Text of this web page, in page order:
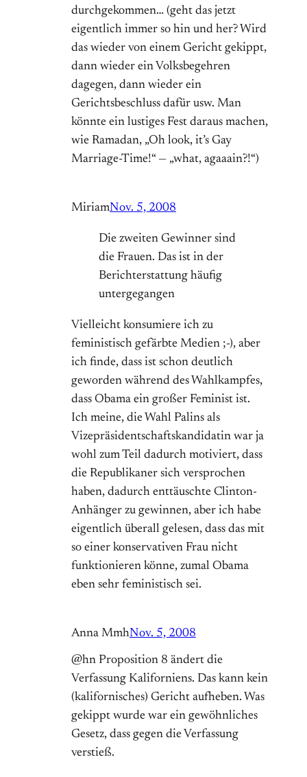
durchgekommen… (geht das jetzt
eigentlich immer so hin und her? Wird
das wieder von einem Gericht gekippt,
dann wieder ein Volksbegehren
dagegen, dann wieder ein
Gerichtsbeschluss dafür usw. Man
könnte ein lustiges Fest daraus machen,
wie Ramadan, „Oh look, it’s Gay
Marriage-Time!“ — „what, agaaain?!“)
MiriamNov. 5, 2008
Die zweiten Gewinner sind
die Frauen. Das ist in der
Berichterstattung häufig
untergegangen
Vielleicht konsumiere ich zu
feministisch gefärbte Medien ;-), aber
ich finde, dass ist schon deutlich
geworden während des Wahlkampfes,
dass Obama ein großer Feminist ist.
Ich meine, die Wahl Palins als
Vizepräsidentschaftskandidatin war ja
wohl zum Teil dadurch motiviert, dass
die Republikaner sich versprochen
haben, dadurch enttäuschte Clinton-
Anhänger zu gewinnen, aber ich habe
eigentlich überall gelesen, dass das mit
so einer konservativen Frau nicht
funktionieren könne, zumal Obama
eben sehr feministisch sei.
Anna MmhNov. 5, 2008
@hn Proposition 8 ändert die
Verfassung Kaliforniens. Das kann kein
(kalifornisches) Gericht aufheben. Was
gekippt wurde war ein gewöhnliches
Gesetz, dass gegen die Verfassung
verstieß.